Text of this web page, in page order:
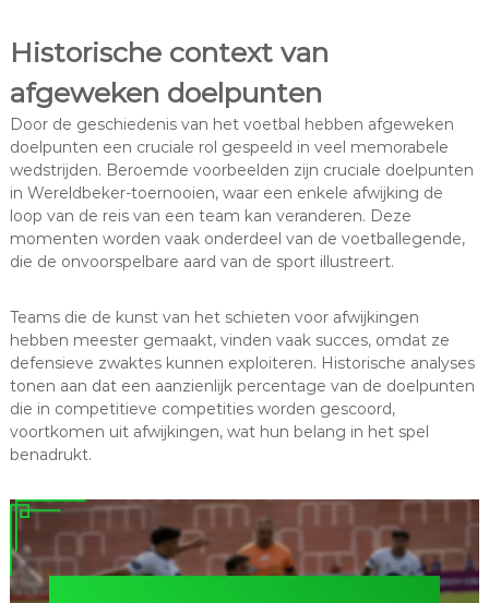
Historische context van
afgeweken doelpunten
Door de geschiedenis van het voetbal hebben afgeweken
doelpunten een cruciale rol gespeeld in veel memorabele
wedstrijden. Beroemde voorbeelden zijn cruciale doelpunten
in Wereldbeker-toernooien, waar een enkele afwijking de
loop van de reis van een team kan veranderen. Deze
momenten worden vaak onderdeel van de voetballegende,
die de onvoorspelbare aard van de sport illustreert.
Teams die de kunst van het schieten voor afwijkingen
hebben meester gemaakt, vinden vaak succes, omdat ze
defensieve zwaktes kunnen exploiteren. Historische analyses
tonen aan dat een aanzienlijk percentage van de doelpunten
die in competitieve competities worden gescoord,
voortkomen uit afwijkingen, wat hun belang in het spel
benadrukt.